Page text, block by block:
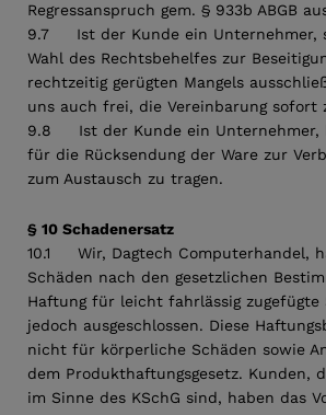
Regressanspruch gem. § 933b ABGB
9.7 Ist der Kunde ein Unternehmer,
Wahl des Rechtsbehelfes zur
rechtzeitig gerügten Mangels
uns auch frei, die Vereinbarung sofort
9.8 Ist der Kunde ein Unternehmer,
für die Rücksendung der Ware zur
zum Austausch zu tragen.
§ 10 Schadenersatz
10.1 Wir, Dagtech Computerhandel,
Schäden nach den gesetzlichen
Haftung für leicht fahrlässig zugefügte
jedoch ausgeschlossen. Diese
nicht für körperliche Schäden sowie
dem Produkthaftungsgesetz. Kunden,
im Sinne des KSchG sind, haben das